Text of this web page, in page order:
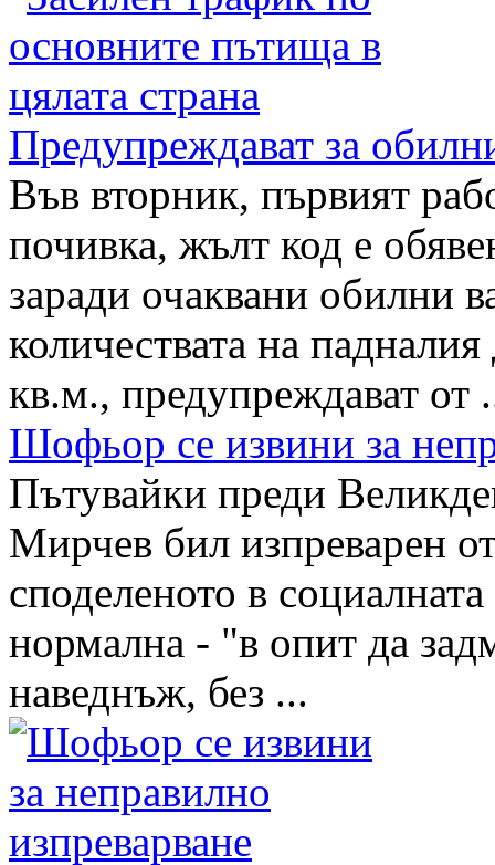
Предупреждават за
Във вторник, първият
почивка, жълт код е
заради очаквани обилни
количествата на
кв.м., предупреждават от
Шофьор се извини за
Пътувайки преди
Мирчев бил изпреварен
споделеното в
нормална - "в опит да
наведнъж, без ...